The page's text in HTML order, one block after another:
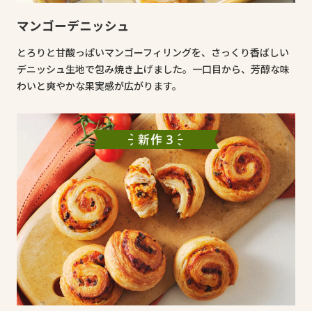
マンゴーデニッシュ
とろりと甘酸っぱいマンゴーフィリングを、さっくり香ばしい
デニッシュ生地で包み焼き上げました。一口目から、芳醇な味
わいと爽やかな果実感が広がります。